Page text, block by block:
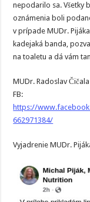
nepodarilo sa. Všetky
oznámenia boli
v prípade MUDr.
kadejaká banda,
na toaletu a dá vám
MUDr. Radoslav Čičala
FB:
https://
662971384/
Vyjadrenie MUDr.